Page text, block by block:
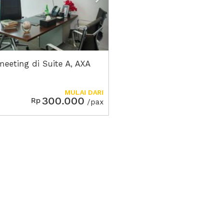
di Suite A, AXA
Rp 300.000 /pax
MULAI DARI